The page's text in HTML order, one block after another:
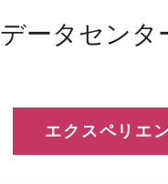
データセンタ
エクスペリエ